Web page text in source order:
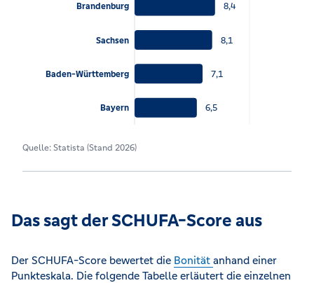
Brandenburg
Sachsen
Baden-Württemberg
Bayern
8,4
8,1
7,1
6,5
Quelle: Statista (Stand 2026)
Das sagt der SCHUFA-Score aus
Der SCHUFA-Score bewertet die Bonität anhand einer
Punkteskala. Die folgende Tabelle erläutert die einzelnen